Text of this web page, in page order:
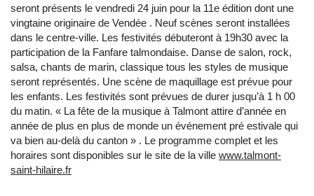
seront présents le vendredi 24 juin pour la 11e édition dont une
vingtaine originaire de Vendée . Neuf scènes seront installées
dans le centre-ville. Les festivités débuteront à 19h30 avec la
participation de la Fanfare talmondaise. Danse de salon, rock,
salsa, chants de marin, classique tous les styles de musique
seront représentés. Une scène de maquillage est prévue pour
les enfants. Les festivités sont prévues de durer jusqu’à 1 h 00
du matin. « La fête de la musique à Talmont attire d’année en
année de plus en plus de monde un événement pré estivale qui
va bien au-delà du canton » . Le programme complet et les
horaires sont disponibles sur le site de la ville www.talmont-
saint-hilaire.fr